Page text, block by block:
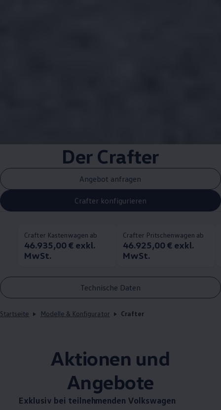
Der Crafter
Angebot anfragen
Crafter konfigurieren
Crafter Kastenwagen ab
46.935,00 € exkl.
MwSt.
Crafter Pritschenwagen ab
46.925,00 € exkl.
MwSt.
Technische Daten
Startseite Modelle & Konfigurator Crafter
Aktionen und
Angebote
Exklusiv bei teilnehmenden Volkswagen